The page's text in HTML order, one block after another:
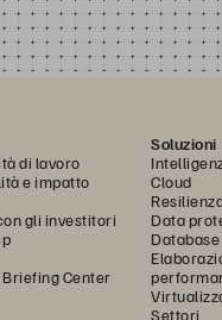
di lavoro
e impatto
gli investitori
Center
Soluzioni
Cloud
Data
Database
Settori